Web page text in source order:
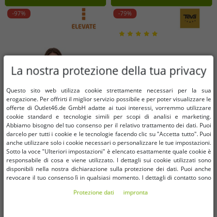
-97%
Taglie disponibili
-79%
Taglie disponibili
La nostra protezione della tua privacy
Questo sito web utilizza cookie strettamente necessari per la sua
erogazione. Per offrirti il ​​miglior servizio possibile e per poter visualizzare le
offerte di Outlet46.de GmbH adatte ai tuoi interessi, vorremmo utilizzare
cookie standard e tecnologie simili per scopi di analisi e marketing.
Abbiamo bisogno del tuo consenso per il relativo trattamento dei dati. Puoi
darcelo per tutti i cookie e le tecnologie facendo clic su "Accetta tutto". Puoi
anche utilizzare solo i cookie necessari o personalizzare le tue impostazioni.
Sotto la voce "Ulteriori impostazioni" è elencato esattamente quale cookie è
responsabile di cosa e viene utilizzato. I dettagli sui cookie utilizzati sono
disponibili nella nostra dichiarazione sulla protezione dei dati. Puoi anche
revocare il tuo consenso lì in qualsiasi momento. I dettagli di contatto sono
Protezione dati impronta